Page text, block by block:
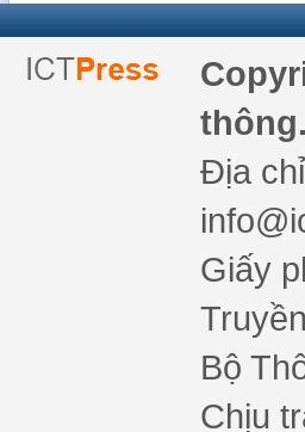
thông.
Địa
Giấy
Bộ
Chịu